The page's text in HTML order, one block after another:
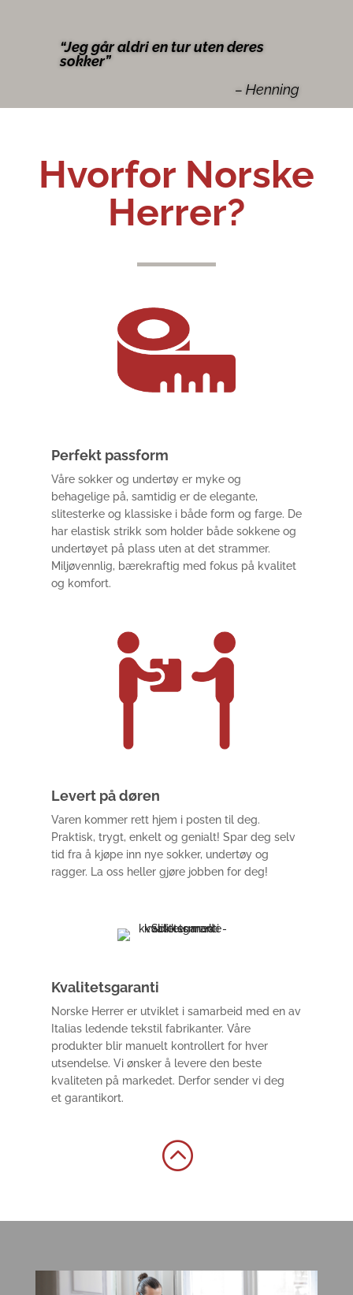
“Jeg går aldri en tur uten deres
sokker”
– Henning
Hvorfor Norske
Herrer?
Perfekt passform
Våre sokker og undertøy er myke og
behagelige på, samtidig er de elegante,
slitesterke og klassiske i både form og farge. De
har elastisk strikk som holder både sokkene og
undertøyet på plass uten at det strammer.
Miljøvennlig, bærekraftig med fokus på kvalitet
og komfort.
Levert på døren
Varen kommer rett hjem i posten til deg.
Praktisk, trygt, enkelt og genialt! Spar deg selv
tid fra å kjøpe inn nye sokker, undertøy og
ragger. La oss heller gjøre jobben for deg!
Kvalitetsgaranti
Norske Herrer er utviklet i samarbeid med en av
Italias ledende tekstil fabrikanter. Våre
produkter blir manuelt kontrollert for hver
utsendelse. Vi ønsker å levere den beste
kvaliteten på markedet. Derfor sender vi deg
et garantikort.
: